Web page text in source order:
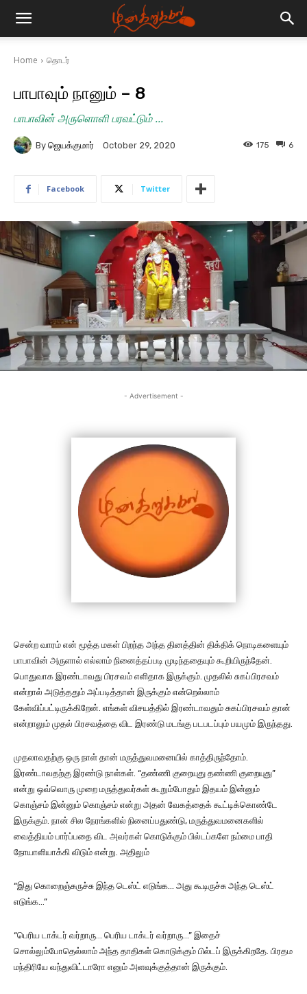
Home தொடர்
பாபாவும் நானும் – 8
பாபாவின் அருளொளி பரவட்டும் ...
By ஜெயக்குமார் October 29, 2020 6
175
Facebook Twitter
- Advertisement -
சென்ற வாரம் என் மூத்த மகள் பிறந்த அந்த தினத்தின் திக்திக் நொடிகளையும்
பாபாவின் அருளால் எல்லாம் நினைத்தப்படி முடிந்ததையும் கூறியிருந்தேன்.
பொதுவாக இரண்டாவது பிரசவம் எளிதாக இருக்கும். முதலில் சுகப்பிரசவம்
என்றால் அடுத்ததும் அப்படித்தான் இருக்கும் என்றெல்லாம்
கேள்விப்பட்டிருக்கிறேன். எங்கள் விசயத்தில் இரண்டாவதும் சுகப்பிரசவம் தான்
என்றாலும் முதல் பிரசவத்தை விட இரண்டு மடங்கு படபடப்பும் பயமும் இருந்தது.
முதலாவதற்கு ஒரு நாள் தான் மருத்துவமனையில் காத்திருந்தோம்.
இரண்டாவதற்கு இரண்டு நாள்கள். “தண்ணி குறையுது தண்ணி குறையுது”
என்று ஒவ்வொரு முறை மருத்துவர்கள் கூறும்போதும் இதயம் இன்னும்
கொஞ்சம் இன்னும் கொஞ்சம் என்று அதன் வேகத்தைக் கூட்டிக்கொண்டே
இருக்கும். நான் சில நேரங்களில் நினைப்பதுண்டு, மருத்துவமனைகளில்
வைத்தியம் பார்ப்பதை விட அவர்கள் கொடுக்கும் பில்டப்களே நம்மை பாதி
நோயாளியாக்கி விடும் என்று. அதிலும்
“இது கொறைஞ்சுருச்சு இந்த டெஸ்ட் எடுங்க… அது கூடிருச்சு அந்த டெஸ்ட்
எடுங்க…”
“பெரிய டாக்டர் வர்றாரு… பெரிய டாக்டர் வர்றாரு…” இதைச்
சொல்லும்போதெல்லாம் அந்த தாதிகள் கொடுக்கும் பில்டப் இருக்கிறதே. பிரதம
மந்திரியே வந்துவிட்டாரோ எனும் அளவுக்குத்தான் இருக்கும்.